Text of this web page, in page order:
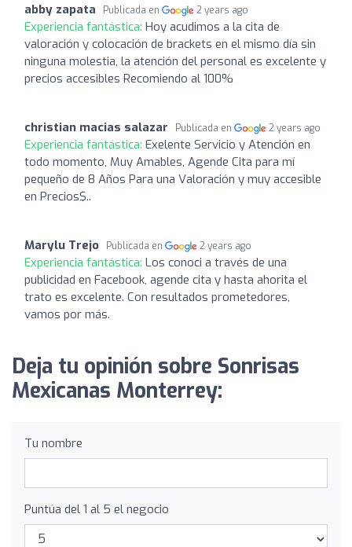
abby zapata Publicada en 2 years ago
Experiencia fantástica: Hoy acudimos a la cita de
valoración y colocación de brackets en el mismo día sin
ninguna molestia, la atención del personal es excelente y
precios accesibles Recomiendo al 100%
christian macias salazar Publicada en 2 years ago
Experiencia fantástica: Exelente Servicio y Atención en
todo momento, Muy Amables, Agende Cita para mí
pequeño de 8 Años Para una Valoración y muy accesible
en Precios$..
Marylu Trejo Publicada en 2 years ago
Experiencia fantástica: Los conoci a través de una
publicidad en Facebook, agende cita y hasta ahorita el
trato es excelente. Con resultados prometedores,
vamos por más.
Deja tu opinión sobre Sonrisas
Mexicanas Monterrey:
Tu nombre
Puntúa del 1 al 5 el negocio